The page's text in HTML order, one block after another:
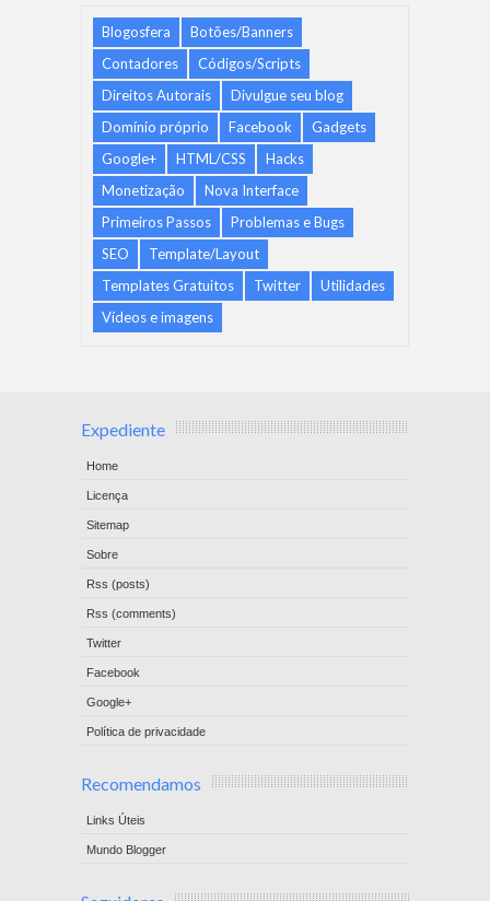
Blogosfera
Botões/Banners
Contadores
Códigos/Scripts
Direitos Autorais
Divulgue seu blog
Domínio próprio
Facebook
Gadgets
Google+
HTML/CSS
Hacks
Monetização
Nova Interface
Primeiros Passos
Problemas e Bugs
SEO
Template/Layout
Templates Gratuitos
Twitter
Utilidades
Vídeos e imagens
Expediente
Home
Licença
Sitemap
Sobre
Rss (posts)
Rss (comments)
Twitter
Facebook
Google+
Política de privacidade
Recomendamos
Links Úteis
Mundo Blogger